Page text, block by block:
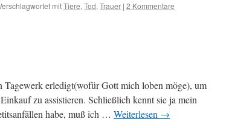
mitTiere, Tod, Trauer | 2 Kommentare
erledigt(wofür Gott mich loben möge), um
zu assistieren. Schließlich kennt sie ja mein
habe, muß ich … Weiterlesen →